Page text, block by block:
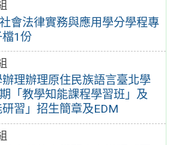
會法律實務與應用學分學程專
1份
理辦理原住民族語言臺北學
「教學知能課程學習班」及
研習」招生簡章及EDM